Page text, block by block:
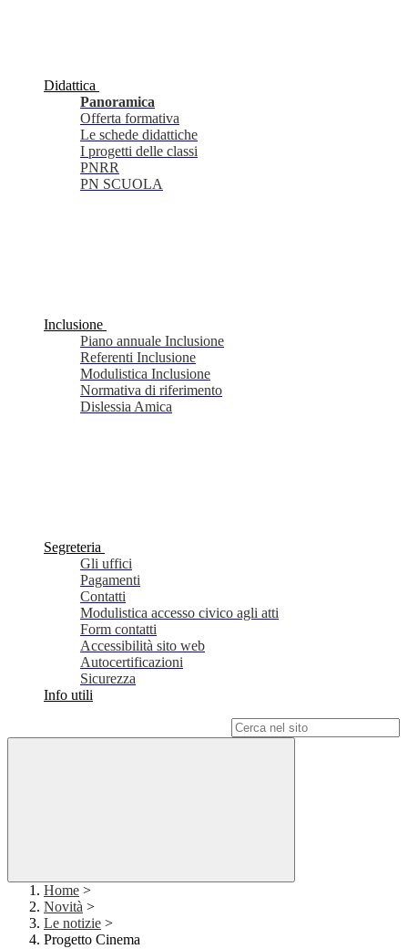
Didattica
Panoramica
Offerta formativa
Le schede didattiche
I progetti delle classi
PNRR
PN SCUOLA
Inclusione
Piano annuale Inclusione
Referenti Inclusione
Modulistica Inclusione
Normativa di riferimento
Dislessia Amica
Segreteria
Gli uffici
Pagamenti
Contatti
Modulistica accesso civico agli atti
Form contatti
Accessibilità sito web
Autocertificazioni
Sicurezza
Info utili
Home >
Novità >
Le notizie >
Progetto Cinema